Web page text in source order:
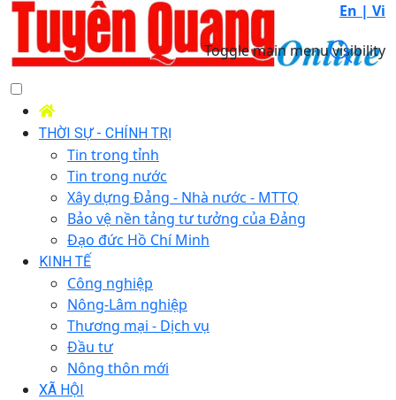
En | Vi
Toggle main menu visibility
THỜI SỰ - CHÍNH TRỊ
Tin trong tỉnh
Tin trong nước
Xây dựng Đảng - Nhà nước - MTTQ
Bảo vệ nền tảng tư tưởng của Đảng
Đạo đức Hồ Chí Minh
KINH TẾ
Công nghiệp
Nông-Lâm nghiệp
Thương mại - Dịch vụ
Đầu tư
Nông thôn mới
XÃ HỘI